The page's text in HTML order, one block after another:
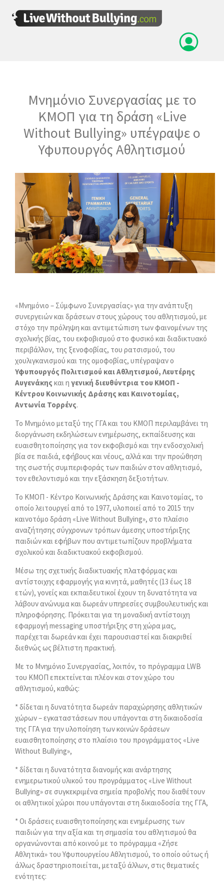
Μνημόνιο Συνεργασίας με το
ΚΜΟΠ για τη δράση «Live
Without Bullying» υπέγραψε ο
Υφυπουργός Αθλητισμού
«Μνημόνιο – Σύμφωνο Συνεργασίας» για την ανάπτυξη
συνεργειών και δράσεων στους χώρους του αθλητισμού, με
στόχο την πρόληψη και αντιμετώπιση των φαινομένων της
σχολικής βίας, του εκφοβισμού στο φυσικό και διαδικτυακό
περιβάλλον, της ξενοφοβίας, του ρατσισμού, του
χουλιγκανισμού και της ομοφοβίας, υπέγραψαν ο
Υφυπουργός Πολιτισμού και Αθλητισμού, Λευτέρης
Αυγενάκης και η γενική διευθύντρια του ΚΜΟΠ -
Κέντρου Κοινωνικής Δράσης και Καινοτομίας,
Αντωνία Τορρένς.
To Μνημόνιο μεταξύ της ΓΓΑ και του ΚΜΟΠ περιλαμβάνει τη
διοργάνωση εκδηλώσεων ενημέρωσης, εκπαίδευσης και
ευαισθητοποίησης για τον εκφοβισμό και την ενδοσχολική
βία σε παιδιά, εφήβους και νέους, αλλά και την προώθηση
της σωστής συμπεριφοράς των παιδιών στον αθλητισμό,
τον εθελοντισμό και την εξάσκηση δεξιοτήτων.
Το ΚΜΟΠ - Κέντρο Κοινωνικής Δράσης και Καινοτομίας, το
οποίο λειτουργεί από το 1977, υλοποιεί από το 2015 την
καινοτόμο δράση «Live Without Bullying», στο πλαίσιο
αναζήτησης σύγχρονων τρόπων άμεσης υποστήριξης
παιδιών και εφήβων που αντιμετωπίζουν προβλήματα
σχολικού και διαδικτυακού εκφοβισμού.
Μέσω της σχετικής διαδικτυακής πλατφόρμας και
αντίστοιχης εφαρμογής για κινητά, μαθητές (13 έως 18
ετών), γονείς και εκπαιδευτικοί έχουν τη δυνατότητα να
λάβουν ανώνυμα και δωρεάν υπηρεσίες συμβουλευτικής και
πληροφόρησης. Πρόκειται για τη μοναδική αντίστοιχη
εφαρμογή messaging υποστήριξης στη χώρα μας,
παρέχεται δωρεάν και έχει παρουσιαστεί και διακριθεί
διεθνώς ως βέλτιστη πρακτική.
Με το Μνημόνιο Συνεργασίας, λοιπόν, το πρόγραμμα LWB
του ΚΜΟΠ επεκτείνεται πλέον και στον χώρο του
αθλητισμού, καθώς:
* δίδεται η δυνατότητα δωρεάν παραχώρησης αθλητικών
χώρων – εγκαταστάσεων που υπάγονται στη δικαιοδοσία
της ΓΓΑ για την υλοποίηση των κοινών δράσεων
ευαισθητοποίησης στο πλαίσιο του προγράμματος «Live
Without Bullying»,
* δίδεται η δυνατότητα διανομής και ανάρτησης
ενημερωτικού υλικού του προγράμματος «Live Without
Bullying» σε συγκεκριμένα σημεία προβολής που διαθέτουν
οι αθλητικοί χώροι που υπάγονται στη δικαιοδοσία της ΓΓΑ,
* Οι δράσεις ευαισθητοποίησης και ενημέρωσης των
παιδιών για την αξία και τη σημασία του αθλητισμού θα
οργανώνονται από κοινού με το πρόγραμμα «Ζήσε
Αθλητικά» του Υφυπουργείου Αθλητισμού, το οποίο ούτως ή
άλλως δραστηριοποιείται, μεταξύ άλλων, στις θεματικές
ενότητες: